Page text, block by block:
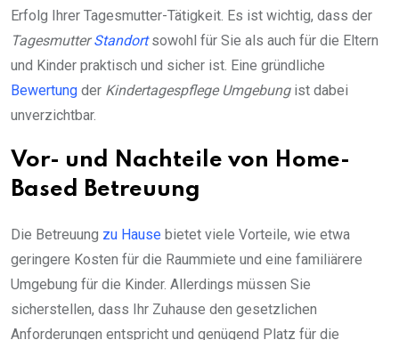
Erfolg Ihrer Tagesmutter-Tätigkeit. Es ist wichtig, dass der
TagesmutterStandortsowohl für Sie als auch für die Eltern
und Kinder praktisch und sicher ist. Eine gründliche
Bewertung der Kindertagespflege Umgebungist dabei
unverzichtbar.
Vor- und Nachteile von Home-
Based Betreuung
Die Betreuung zu Hause bietet viele Vorteile, wie etwa
geringere Kosten für die Raummiete und eine familiärere
Umgebung für die Kinder. Allerdings müssen Sie
sicherstellen, dass Ihr Zuhause den gesetzlichen
Anforderungen entspricht und genügend Platz für die